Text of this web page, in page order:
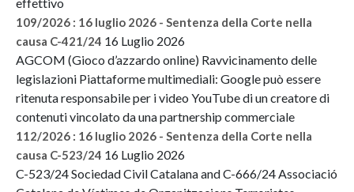
effettivo
109/2026 : 16 luglio 2026 - Sentenza della Corte nella
causa C-421/24 16 Luglio 2026
AGCOM (Gioco d’azzardo online) Ravvicinamento delle
legislazioni Piattaforme multimediali: Google può essere
ritenuta responsabile per i video YouTube di un creatore di
contenuti vincolato da una partnership commerciale
112/2026 : 16 luglio 2026 - Sentenza della Corte nella
causa C-523/24 16 Luglio 2026
C-523/24 Sociedad Civil Catalana and C-666/24 Associació